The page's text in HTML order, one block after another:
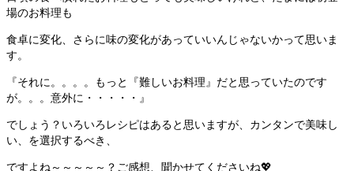
場のお料理も
食卓に変化、さらに味の変化があっていいんじゃないかって思いま
す。
『それに。。。。もっと『難しいお料理』だと思っていたのです
が。。。意外に・・・・・』
でしょう？いろいろレシピはあると思いますが、カンタンで美味し
い、を選択するべき、
ですよね～～～～～？ご感想、聞かせてくださいね💖